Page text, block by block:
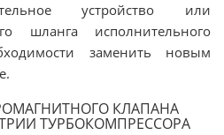
устройство или
шланга исполнительного
заменить новым
КЛАПАНА
ТУРБОКОМПРЕССОРА